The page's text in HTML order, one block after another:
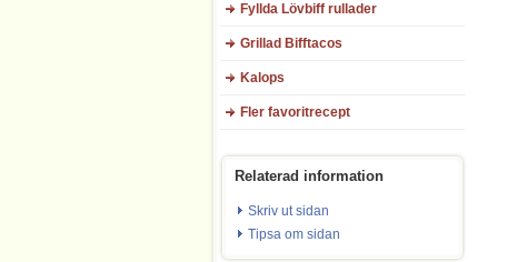
Fyllda Lövbiff rullader
Grillad Bifftacos
Kalops
Fler favoritrecept
Relaterad information
Skriv ut sidan
Tipsa om sidan